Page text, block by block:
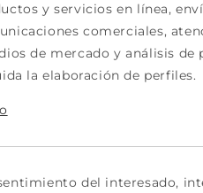
y servicios en línea,
comerciales,
de mercado y análisis de
la elaboración de perfiles.
del interesado,